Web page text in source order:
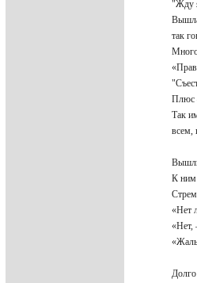
"Жду
так
Плюс
Так
всем,
К ним
«Нет
«Нет,